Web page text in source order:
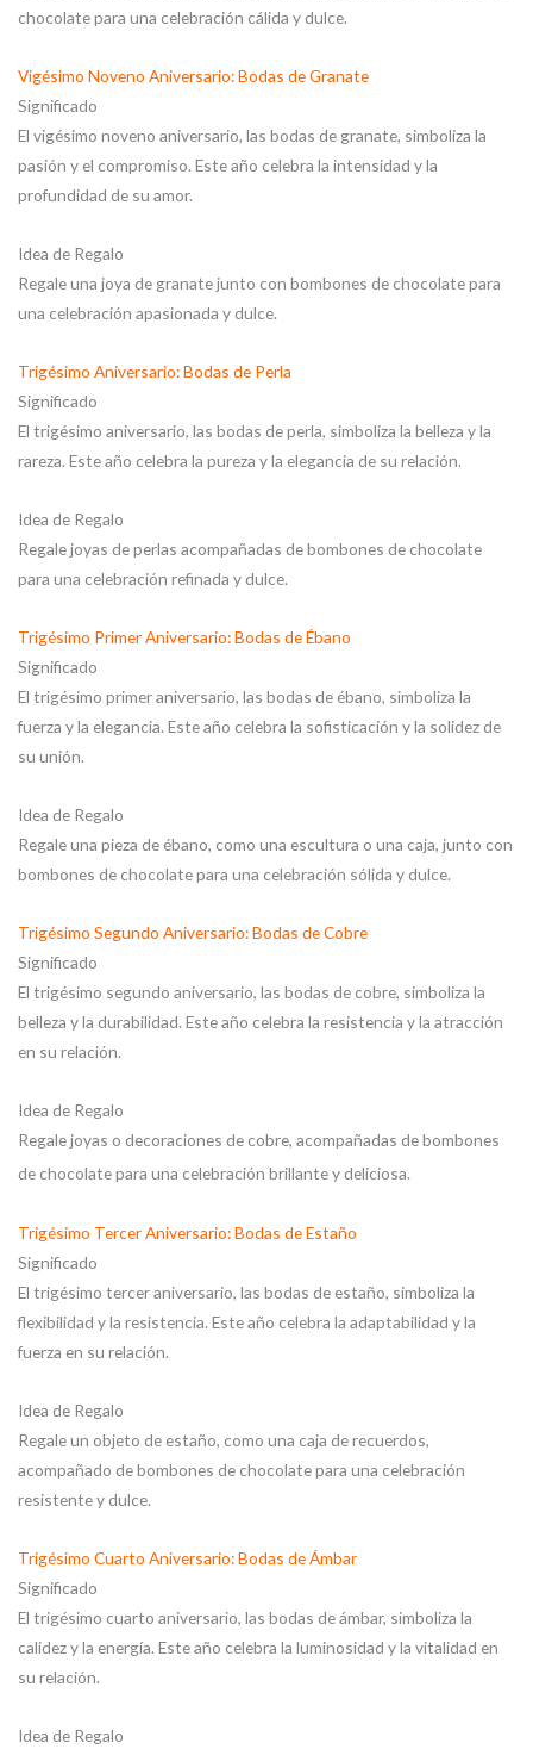
chocolate para una celebración cálida y dulce.
Vigésimo Noveno Aniversario: Bodas de Granate
Significado
El vigésimo noveno aniversario, las bodas de granate, simboliza la
pasión y el compromiso. Este año celebra la intensidad y la
profundidad de su amor.
Idea de Regalo
Regale una joya de granate junto con bombones de chocolate para
una celebración apasionada y dulce.
Trigésimo Aniversario: Bodas de Perla
Significado
El trigésimo aniversario, las bodas de perla, simboliza la belleza y la
rareza. Este año celebra la pureza y la elegancia de su relación.
Idea de Regalo
Regale joyas de perlas acompañadas de bombones de chocolate
para una celebración refinada y dulce.
Trigésimo Primer Aniversario: Bodas de Ébano
Significado
El trigésimo primer aniversario, las bodas de ébano, simboliza la
fuerza y la elegancia. Este año celebra la sofisticación y la solidez de
su unión.
Idea de Regalo
Regale una pieza de ébano, como una escultura o una caja, junto con
bombones de chocolate para una celebración sólida y dulce.
Trigésimo Segundo Aniversario: Bodas de Cobre
Significado
El trigésimo segundo aniversario, las bodas de cobre, simboliza la
belleza y la durabilidad. Este año celebra la resistencia y la atracción
en su relación.
Idea de Regalo
Regale joyas o decoraciones de cobre, acompañadas de bombones
de chocolate para una celebración brillante y deliciosa.
Trigésimo Tercer Aniversario: Bodas de Estaño
Significado
El trigésimo tercer aniversario, las bodas de estaño, simboliza la
flexibilidad y la resistencia. Este año celebra la adaptabilidad y la
fuerza en su relación.
Idea de Regalo
Regale un objeto de estaño, como una caja de recuerdos,
acompañado de bombones de chocolate para una celebración
resistente y dulce.
Trigésimo Cuarto Aniversario: Bodas de Ámbar
Significado
El trigésimo cuarto aniversario, las bodas de ámbar, simboliza la
calidez y la energía. Este año celebra la luminosidad y la vitalidad en
su relación.
Idea de Regalo